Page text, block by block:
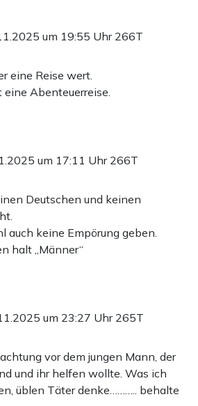
um 19:55 Uhr 266T
eine Reise wert.
Abenteuerreise.
um 17:11 Uhr 266T
Deutschen und keinen
auch keine Empörung geben.
halt „Männer“
um 23:27 Uhr 265T
vor dem jungen Mann, der
und ihr helfen wollte. Was ich
üblen Täter denke……….. behalte